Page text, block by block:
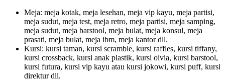
Meja: meja kotak, meja lesehan, meja vip kayu, meja partisi,
meja sudut, meja test, meja retro, meja partisi, meja samping,
meja sudut, meja barstool, meja bulat, meja konsul, meja
prasati, meja bulat, meja ibm, meja kantor dll.
Kursi: kursi taman, kursi scramble, kursi raffles, kursi tiffany,
kursi crossback, kursi anak plastik, kursi oivia, kursi barstool,
kursi futura, kursi vip kayu atau kursi jokowi, kursi puff, kursi
direktur dll.